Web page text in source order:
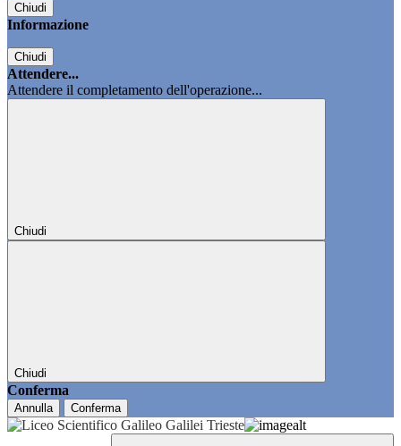
Chiudi
Informazione
Chiudi
Attendere...
Attendere il completamento dell'operazione...
Chiudi
Chiudi
Conferma
Annulla Conferma